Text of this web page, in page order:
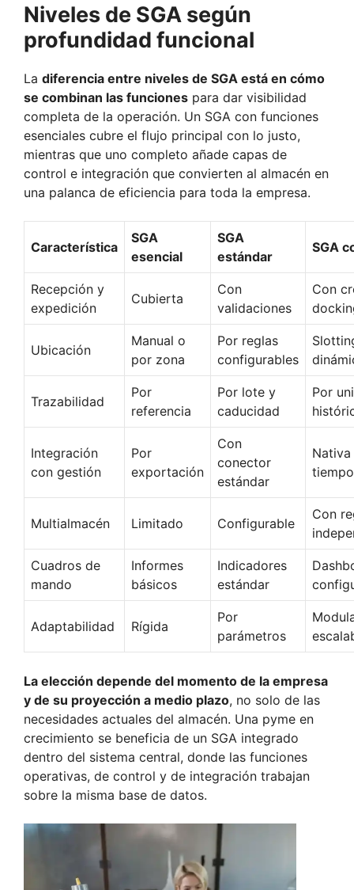
Niveles de SGA según
profundidad funcional
La diferencia entre niveles de SGA está en cómo
se combinan las funciones para dar visibilidad
completa de la operación. Un SGA con funciones
esenciales cubre el flujo principal con lo justo,
mientras que uno completo añade capas de
control e integración que convierten al almacén en
una palanca de eficiencia para toda la empresa.
Característica
SGA
esencial
SGA
estándar
SGA
Recepción y
expedición
Cubierta
Con
validaciones
Con
Ubicación
Manual o
por zona
Por reglas
configurables
Trazabilidad
Por
referencia
Por lote y
caducidad
Por
Integración
con gestión
Por
exportación
Con
conector
estándar
Nativa
Multialmacén Limitado Configurable
Con
Cuadros de
mando
Informes
básicos
Indicadores
estándar
Adaptabilidad Rígida
Por
parámetros
La elección depende del momento de la empresa
y de su proyección a medio plazo, no solo de las
necesidades actuales del almacén. Una pyme en
crecimiento se beneficia de un SGA integrado
dentro del sistema central, donde las funciones
operativas, de control y de integración trabajan
sobre la misma base de datos.